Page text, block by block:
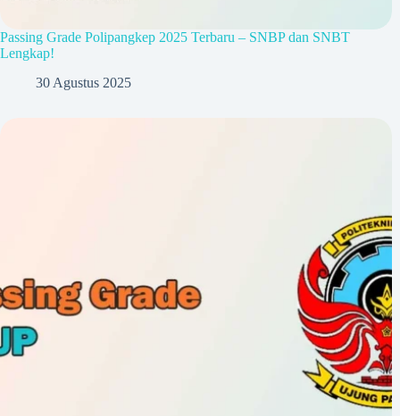
Passing Grade Polipangkep 2025 Terbaru – SNBP dan SNBT
Lengkap!
30 Agustus 2025